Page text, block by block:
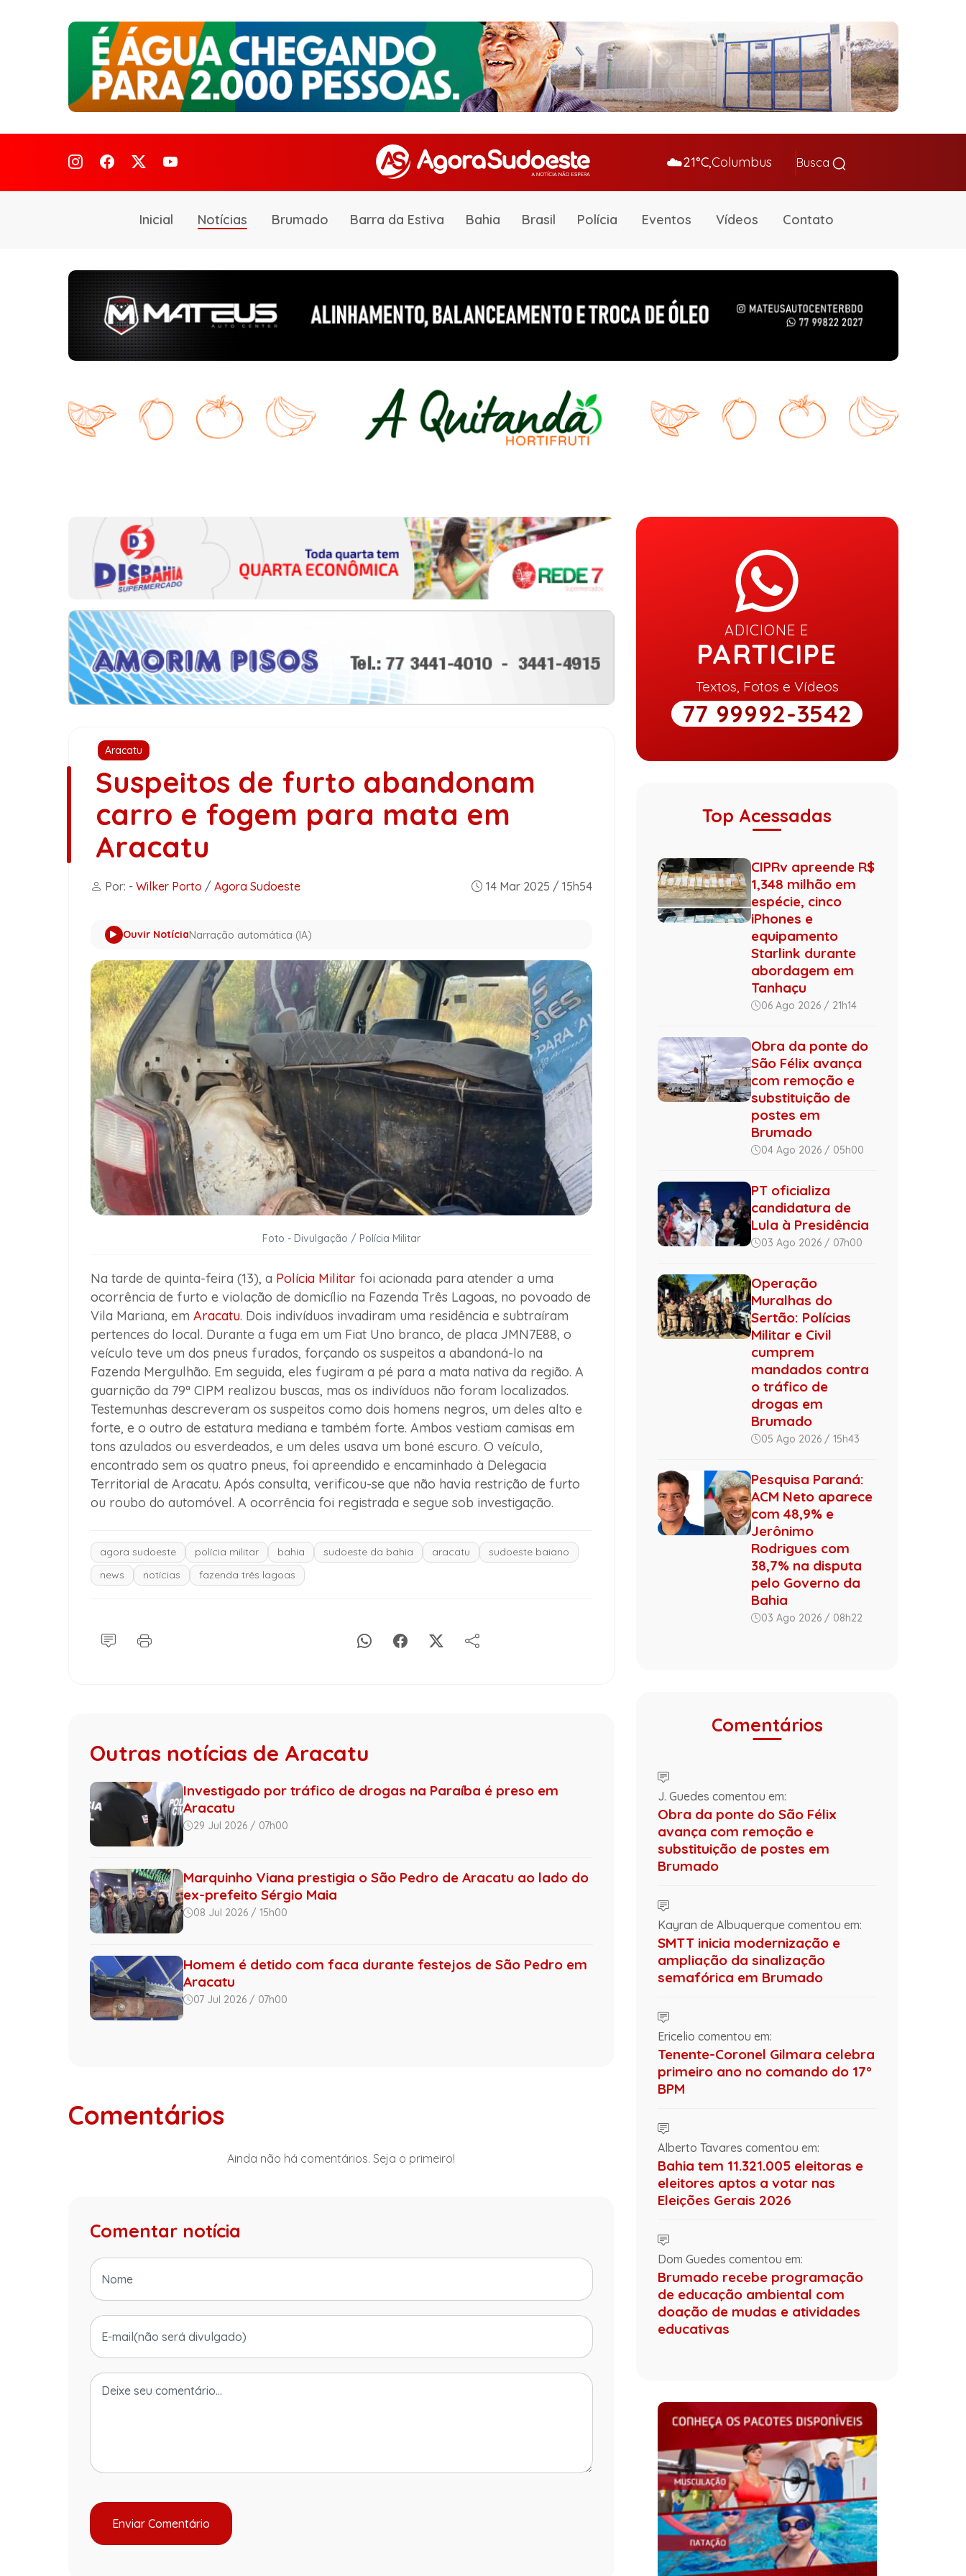
☁️21°C,Columbus Busca
Inicial Notícias Brumado Barra da Estiva Bahia Brasil Polícia Eventos Vídeos Contato
Aracatu
Suspeitos de furto abandonam
carro e fogem para mata em
Aracatu
Por: - Wilker Porto / Agora Sudoeste 14 Mar 2025 / 15h54
Ouvir NotíciaNarração automática (IA)
Foto - Divulgação / Polícia Militar
Na tarde de quinta-feira (13), a Polícia Militarfoi acionada para atender a uma
ocorrência de furto e violação de domicílio na Fazenda Três Lagoas, no povoado de
Vila Mariana, em Aracatu. Dois indivíduos invadiram uma residência e subtraíram
pertences do local. Durante a fuga em um Fiat Uno branco, de placa JMN7E88, o
veículo teve um dos pneus furados, forçando os suspeitos a abandoná-lo na
Fazenda Mergulhão. Em seguida, eles fugiram a pé para a mata nativa da região. A
guarnição da 79ª CIPM realizou buscas, mas os indivíduos não foram localizados.
Testemunhas descreveram os suspeitos como dois homens negros, um deles alto e
forte, e o outro de estatura mediana e também forte. Ambos vestiam camisas em
tons azulados ou esverdeados, e um deles usava um boné escuro. O veículo,
encontrado sem os quatro pneus, foi apreendido e encaminhado à Delegacia
Territorial de Aracatu. Após consulta, verificou-se que não havia restrição de furto
ou roubo do automóvel. A ocorrência foi registrada e segue sob investigação.
agora sudoeste polícia militar bahia sudoeste da bahia aracatu
sudoeste baiano
news
notícias fazenda três lagoas
Outras notícias de Aracatu
Investigado por tráfico de drogas na Paraíba é preso em
Aracatu
29 Jul 2026 / 07h00
Marquinho Viana prestigia o São Pedro de Aracatu ao lado do
ex-prefeito Sérgio Maia
08 Jul 2026 / 15h00
Homem é detido com faca durante festejos de São Pedro em
Aracatu
07 Jul 2026 / 07h00
Comentários
Ainda não há comentários. Seja o primeiro!
Comentar notícia
ADICIONE E
PARTICIPE
Textos, Fotos e Vídeos
77 99992-3542
Top Acessadas
CIPRv apreende R$
1,348 milhão em
espécie, cinco
iPhones e
equipamento
Starlink durante
abordagem em
Tanhaçu
06 Ago 2026 / 21h14
Obra da ponte do
São Félix avança
com remoção e
substituição de
postes em
Brumado
04 Ago 2026 / 05h00
PT oficializa
candidatura de
Lula à Presidência
03 Ago 2026 / 07h00
Operação
Muralhas do
Sertão: Polícias
Militar e Civil
cumprem
mandados contra
o tráfico de
drogas em
Brumado
05 Ago 2026 / 15h43
Pesquisa Paraná:
ACM Neto aparece
com 48,9% e
Jerônimo
Rodrigues com
38,7% na disputa
pelo Governo da
Bahia
03 Ago 2026 / 08h22
Comentários
J. Guedes comentou em:
Obra da ponte do São Félix
avança com remoção e
substituição de postes em
Brumado
Kayran de Albuquerque comentou em:
SMTT inicia modernização e
ampliação da sinalização
semafórica em Brumado
Ericelio comentou em:
Tenente-Coronel Gilmara celebra
primeiro ano no comando do 17º
BPM
Alberto Tavares comentou em:
Bahia tem 11.321.005 eleitoras e
eleitores aptos a votar nas
Eleições Gerais 2026
Dom Guedes comentou em:
Brumado recebe programação
de educação ambiental com
doação de mudas e atividades
educativas